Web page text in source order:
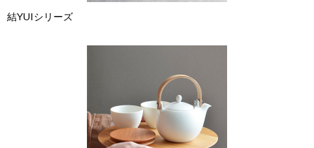
結YUIシリーズ